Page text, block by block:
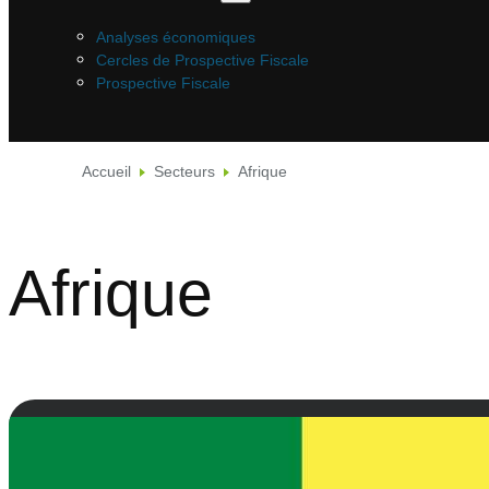
Analyses économiques
Cercles de Prospective Fiscale
Prospective Fiscale
Accueil Secteurs Afrique
Afrique